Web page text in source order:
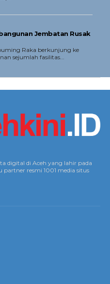
Jembatan Rusak
Raka berkunjung ke
sejumlah fasilitas...
digital di Aceh yang lahir pada
partner resmi 1001 media situs